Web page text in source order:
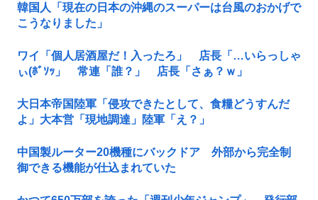
韓国人「現在の日本の沖縄のスーパーは台風のおかげで
こうなりました」
ワイ「個人居酒屋だ！入ったろ」 店長「…いらっしゃ
ぃ(ﾎﾞｿｯ」 常連「誰？」 店長「さぁ？ｗ」
大日本帝国陸軍「侵攻できたとして、食糧どうすんだ
よ」大本営「現地調達」陸軍「え？」
中国製ルーター20機種にバックドア 外部から完全制
御できる機能が仕込まれていた